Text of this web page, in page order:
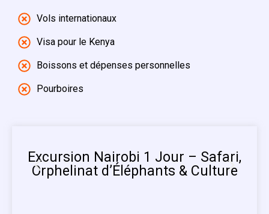
Vols internationaux
Visa pour le Kenya
Boissons et dépenses personnelles
Pourboires
Excursion Nairobi 1 Jour – Safari,
Orphelinat d’Éléphants & Culture